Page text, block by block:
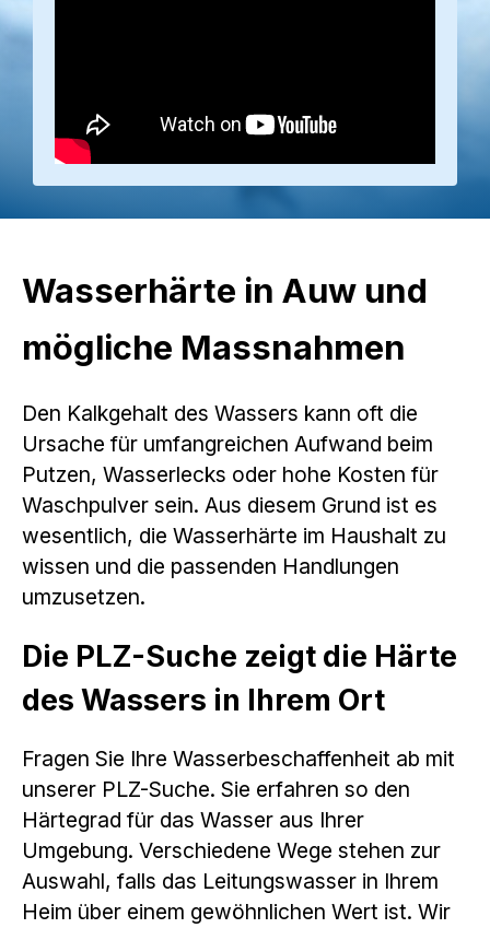
Wasserhärte in Auw und
mögliche Massnahmen
Den Kalkgehalt des Wassers kann oft die
Ursache für umfangreichen Aufwand beim
Putzen, Wasserlecks oder hohe Kosten für
Waschpulver sein. Aus diesem Grund ist es
wesentlich, die Wasserhärte im Haushalt zu
wissen und die passenden Handlungen
umzusetzen.
Die PLZ-Suche zeigt die Härte
des Wassers in Ihrem Ort
Fragen Sie Ihre Wasserbeschaffenheit ab mit
unserer PLZ-Suche. Sie erfahren so den
Härtegrad für das Wasser aus Ihrer
Umgebung. Verschiedene Wege stehen zur
Auswahl, falls das Leitungswasser in Ihrem
Heim über einem gewöhnlichen Wert ist. Wir